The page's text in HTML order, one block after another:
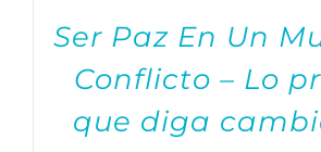
Ser Paz En Un
Conflicto – Lo
que diga